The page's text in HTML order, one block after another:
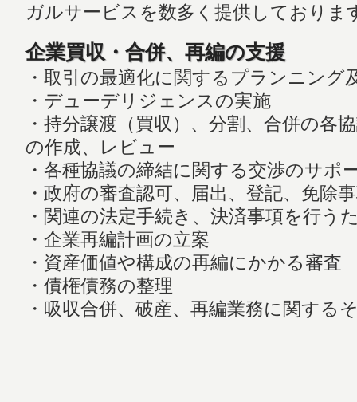
ガルサービスを数多く提供しておりま
企業買収・合併、再編の支援
・取引の最適化に関するプランニング
・デューデリジェンスの実施
・持分譲渡（買収）、分割、合併の各
の作成、レビュー
・各種協議の締結に関する交渉のサポ
・政府の審査認可、届出、登記、免除
・関連の法定手続き、決済事項を行う
・企業再編計画の立案
・資産価値や構成の再編にかかる審査
・債権債務の整理
・吸収合併、破産、再編業務に関する